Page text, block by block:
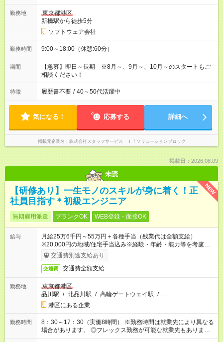
勤務地
東京都港区
新橋駅から徒歩5分
ソフトウェア会社
勤務時間 9:00～18:00（休憩:60分）
期間
【急募】即日～長期 ※8月～、9月～、10月～のスタートもご
相談ください！
特徴 履歴書不要 / 40～50代活躍中
気になる！ 応募する 詳細へ
掲載元企業名 株式会社スタッフサービス ＩＴソリューションブロック
掲載日：2026.08.09
未読
NEW
【研修あり】一生モノのスキルが身に着く！正
社員目指す＊初級エンジニア
無期雇用派遣 ブランクOK WEB登録・面接OK
給与
月給25万6千円～55万円＋各種手当（残業代は全額支給）
※20,000円の地域/住宅手当込み※経験・年齢・能力等を考慮し
て加給・優遇します。★同一就業先で1年以上継続したら月1万
円の継続手当支給
交通費別途支給あり
交通費 交通費全額支給
勤務地
東京都港区
品川駅 / 北品川駅 / 高輪ゲートウェイ駅 / …
港区にある企業
勤務時間
8：30～17：30（実働8時間） ※勤務時間は就業先により異なる
場合があります。 ◎フレックス勤務が可能な就業先もありま
す。 ◎今よりもさらに働きやすい環境をつくるべく、 働き方